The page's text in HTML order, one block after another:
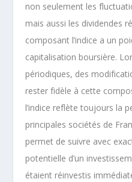
non seulement les
mais aussi les dividendes
composant l’indice a un
capitalisation boursière.
périodiques, des
rester fidèle à cette
l’indice reflète toujours la
principales sociétés de
permet de suivre avec
potentielle d’un
étaient réinvestis